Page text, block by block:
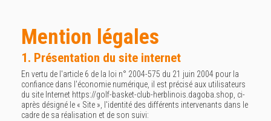
Mention légales
1. Présentation du site internet
En vertu de l'article 6 de la loi n° 2004-575 du 21 juin 2004 pour la
confiance dans l'économie numérique, il est précisé aux utilisateurs
du site Internet https://golf-basket-club-herblinois.dagoba.shop , ci-
après désigné le « Site », l'identité des différents intervenants dans le
cadre de sa réalisation et de son suivi: